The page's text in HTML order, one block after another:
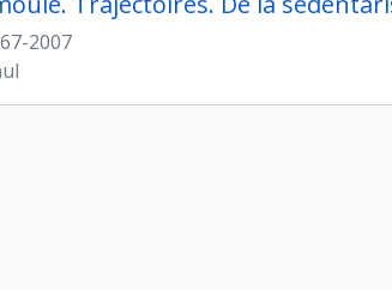
2007